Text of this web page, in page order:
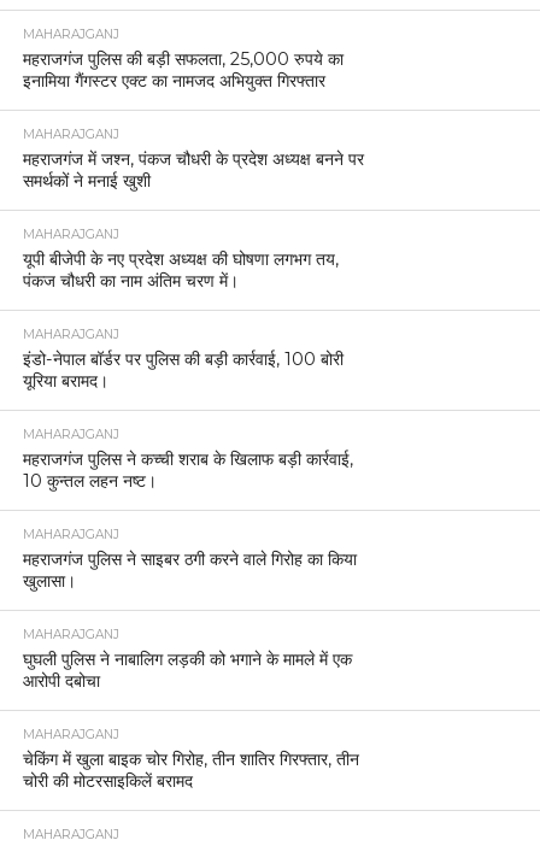
MAHARAJGANJ
महराजगंज पुलिस की बड़ी सफलता, 25,000 रुपये का
इनामिया गैंगस्टर एक्ट का नामजद अभियुक्त गिरफ्तार
MAHARAJGANJ
महराजगंज में जश्न, पंकज चौधरी के प्रदेश अध्यक्ष बनने पर
समर्थकों ने मनाई खुशी
MAHARAJGANJ
यूपी बीजेपी के नए प्रदेश अध्यक्ष की घोषणा लगभग तय,
पंकज चौधरी का नाम अंतिम चरण में।
MAHARAJGANJ
इंडो-नेपाल बॉर्डर पर पुलिस की बड़ी कार्रवाई, 100 बोरी
यूरिया बरामद।
MAHARAJGANJ
महराजगंज पुलिस ने कच्ची शराब के खिलाफ बड़ी कार्रवाई,
10 कुन्तल लहन नष्ट।
MAHARAJGANJ
महराजगंज पुलिस ने साइबर ठगी करने वाले गिरोह का किया
खुलासा।
MAHARAJGANJ
घुघली पुलिस ने नाबालिग लड़की को भगाने के मामले में एक
आरोपी दबोचा
MAHARAJGANJ
चेकिंग में खुला बाइक चोर गिरोह, तीन शातिर गिरफ्तार, तीन
चोरी की मोटरसाइकिलें बरामद
MAHARAJGANJ